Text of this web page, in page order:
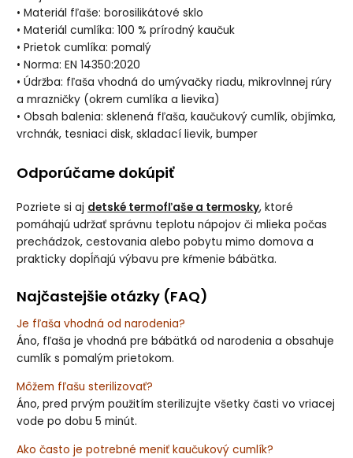
• Materiál fľaše: borosilikátové sklo
• Materiál cumlíka: 100 % prírodný kaučuk
• Prietok cumlíka: pomalý
• Norma: EN 14350:2020
• Údržba: fľaša vhodná do umývačky riadu, mikrovlnnej rúry
a mrazničky (okrem cumlíka a lievika)
• Obsah balenia: sklenená fľaša, kaučukový cumlík, objímka,
vrchnák, tesniaci disk, skladací lievik, bumper
Odporúčame dokúpiť
Pozriete si aj detské termofľaše a termosky, ktoré
pomáhajú udržať správnu teplotu nápojov či mlieka počas
prechádzok, cestovania alebo pobytu mimo domova a
prakticky dopĺňajú výbavu pre kŕmenie bábätka.
Najčastejšie otázky (FAQ)
Je fľaša vhodná od narodenia?
Áno, fľaša je vhodná pre bábätká od narodenia a obsahuje
cumlík s pomalým prietokom.
Môžem fľašu sterilizovať?
Áno, pred prvým použitím sterilizujte všetky časti vo vriacej
vode po dobu 5 minút.
Ako často je potrebné meniť kaučukový cumlík?